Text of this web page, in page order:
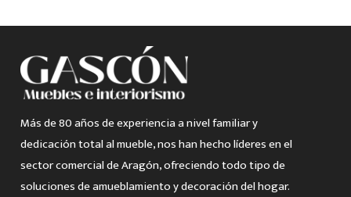
Más de 80 años de experiencia a nivel familiar y
dedicación total al mueble, nos han hecho líderes en el
sector comercial de Aragón, ofreciendo todo tipo de
soluciones de amueblamiento y decoración del hogar.